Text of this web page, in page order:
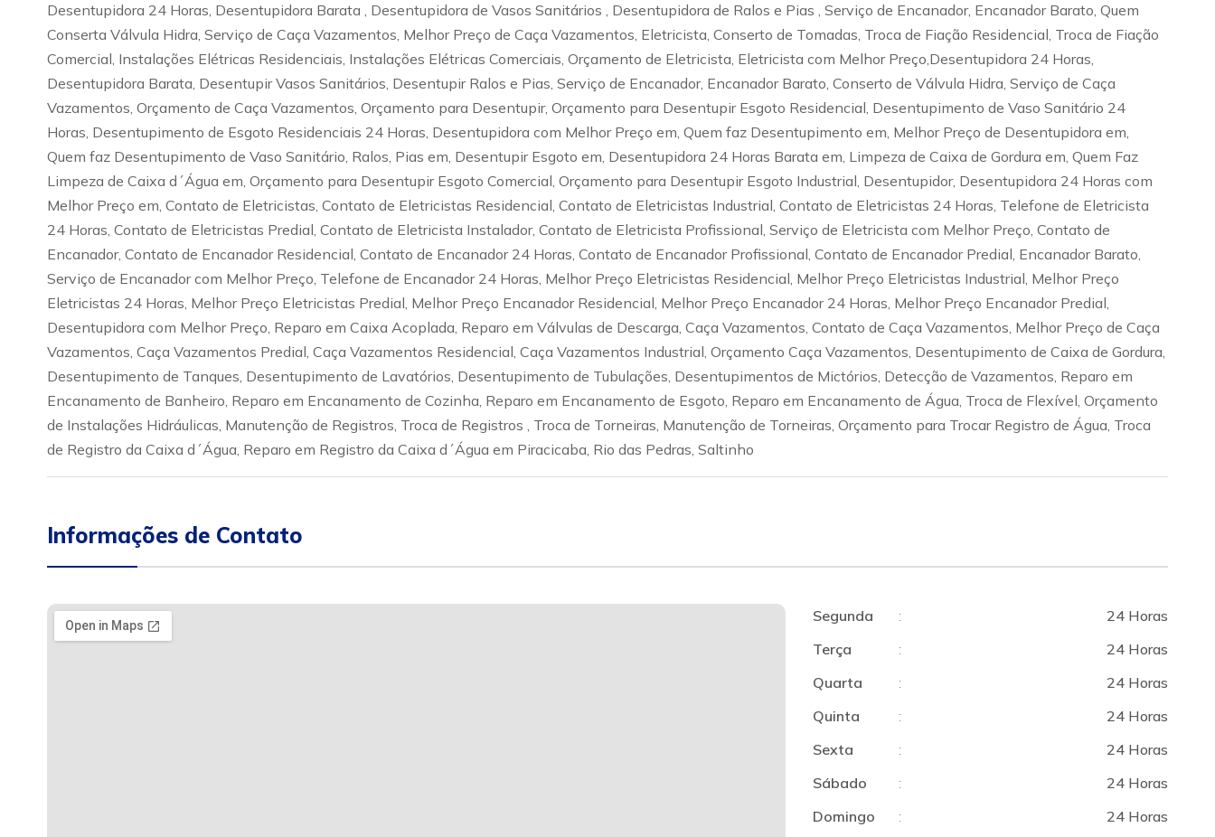
Desentupidora 24 Horas, Desentupidora Barata , Desentupidora de Vasos Sanitários , Desentupidora de Ralos e Pias , Serviço de Encanador, Encanador Barato, Quem
Conserta Válvula Hidra, Serviço de Caça Vazamentos, Melhor Preço de Caça Vazamentos, Eletricista, Conserto de Tomadas, Troca de Fiação Residencial, Troca de Fiação
Comercial, Instalações Elétricas Residenciais, Instalações Elétricas Comerciais, Orçamento de Eletricista, Eletricista com Melhor Preço,Desentupidora 24 Horas,
Desentupidora Barata, Desentupir Vasos Sanitários, Desentupir Ralos e Pias, Serviço de Encanador, Encanador Barato, Conserto de Válvula Hidra, Serviço de Caça
Vazamentos, Orçamento de Caça Vazamentos, Orçamento para Desentupir, Orçamento para Desentupir Esgoto Residencial, Desentupimento de Vaso Sanitário 24
Horas, Desentupimento de Esgoto Residenciais 24 Horas, Desentupidora com Melhor Preço em, Quem faz Desentupimento em, Melhor Preço de Desentupidora em,
Quem faz Desentupimento de Vaso Sanitário, Ralos, Pias em, Desentupir Esgoto em, Desentupidora 24 Horas Barata em, Limpeza de Caixa de Gordura em, Quem Faz
Limpeza de Caixa d´Água em, Orçamento para Desentupir Esgoto Comercial, Orçamento para Desentupir Esgoto Industrial, Desentupidor, Desentupidora 24 Horas com
Melhor Preço em, Contato de Eletricistas, Contato de Eletricistas Residencial, Contato de Eletricistas Industrial, Contato de Eletricistas 24 Horas, Telefone de Eletricista
24 Horas, Contato de Eletricistas Predial, Contato de Eletricista Instalador, Contato de Eletricista Profissional, Serviço de Eletricista com Melhor Preço, Contato de
Encanador, Contato de Encanador Residencial, Contato de Encanador 24 Horas, Contato de Encanador Profissional, Contato de Encanador Predial, Encanador Barato,
Serviço de Encanador com Melhor Preço, Telefone de Encanador 24 Horas, Melhor Preço Eletricistas Residencial, Melhor Preço Eletricistas Industrial, Melhor Preço
Eletricistas 24 Horas, Melhor Preço Eletricistas Predial, Melhor Preço Encanador Residencial, Melhor Preço Encanador 24 Horas, Melhor Preço Encanador Predial,
Desentupidora com Melhor Preço, Reparo em Caixa Acoplada, Reparo em Válvulas de Descarga, Caça Vazamentos, Contato de Caça Vazamentos, Melhor Preço de Caça
Vazamentos, Caça Vazamentos Predial, Caça Vazamentos Residencial, Caça Vazamentos Industrial, Orçamento Caça Vazamentos, Desentupimento de Caixa de Gordura,
Desentupimento de Tanques, Desentupimento de Lavatórios, Desentupimento de Tubulações, Desentupimentos de Mictórios, Detecção de Vazamentos, Reparo em
Encanamento de Banheiro, Reparo em Encanamento de Cozinha, Reparo em Encanamento de Esgoto, Reparo em Encanamento de Água, Troca de Flexível, Orçamento
de Instalações Hidráulicas, Manutenção de Registros, Troca de Registros , Troca de Torneiras, Manutenção de Torneiras, Orçamento para Trocar Registro de Água, Troca
de Registro da Caixa d´Água, Reparo em Registro da Caixa d´Água em Piracicaba, Rio das Pedras, Saltinho
Informações de Contato
Segunda :
24 Horas
Terça
:
24 Horas
Quarta
:
24 Horas
Quinta
:
24 Horas
Sexta
:
24 Horas
Sábado
:
24 Horas
Domingo
: 24 Horas